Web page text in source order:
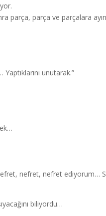
parça, parça ve parçalara
unutarak.”
nefret, nefret ediyorum…
biliyordu…